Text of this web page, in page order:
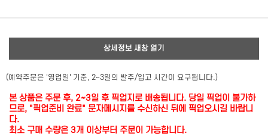
상세정보 새창 열기
(예약주문은 '영업일' 기준, 2~3일의 발주/입고 시간이 요구됩니다.)
본 상품은 주문 후, 2~3일 후 픽업지로 배송됩니다. 당일 픽업이 불가하
므로, "픽업준비 완료" 문자메시지를 수신하신 뒤에 픽업오시길 바랍니
다.
최소 구매 수량은 3개 이상부터 주문이 가능합니다.